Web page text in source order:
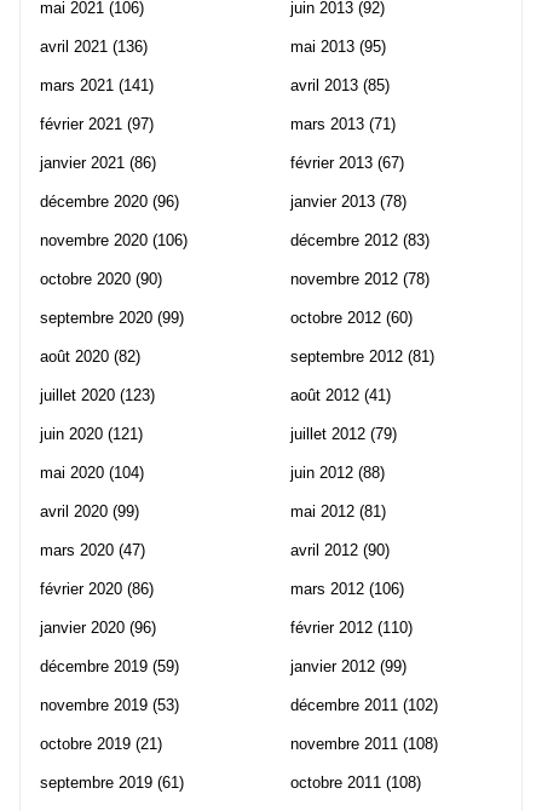
mai 2021 (106)
avril 2021 (136)
mars 2021 (141)
février 2021 (97)
janvier 2021 (86)
décembre 2020 (96)
novembre 2020 (106)
octobre 2020 (90)
septembre 2020 (99)
août 2020 (82)
juillet 2020 (123)
juin 2020 (121)
mai 2020 (104)
avril 2020 (99)
mars 2020 (47)
février 2020 (86)
janvier 2020 (96)
décembre 2019 (59)
novembre 2019 (53)
octobre 2019 (21)
septembre 2019 (61)
juin 2013 (92)
mai 2013 (95)
avril 2013 (85)
mars 2013 (71)
février 2013 (67)
janvier 2013 (78)
décembre 2012 (83)
novembre 2012 (78)
octobre 2012 (60)
septembre 2012 (81)
août 2012 (41)
juillet 2012 (79)
juin 2012 (88)
mai 2012 (81)
avril 2012 (90)
mars 2012 (106)
février 2012 (110)
janvier 2012 (99)
décembre 2011 (102)
novembre 2011 (108)
octobre 2011 (108)